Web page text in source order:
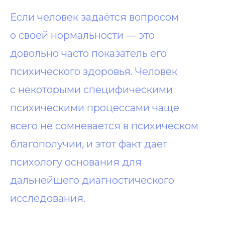
Если человек задаётся вопросом
о своей нормальности — это
довольно часто показатель его
психического здоровья. Человек
с некоторыми специфическими
психическими процессами чаще
всего не сомневается в психическом
благополучии, и этот факт дает
психологу основания для
дальнейшего диагностического
исследования.